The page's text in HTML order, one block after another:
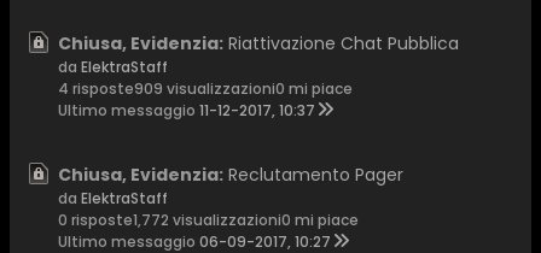
Chiusa, Evidenzia: Riattivazione Chat Pubblica
da ElektraStaff
4 risposte909 visualizzazioni0 mi piace
Ultimo messaggio 11-12-2017, 10:37
Chiusa, Evidenzia: Reclutamento Pager
da ElektraStaff
0 risposte1,772 visualizzazioni0 mi piace
Ultimo messaggio 06-09-2017, 10:27